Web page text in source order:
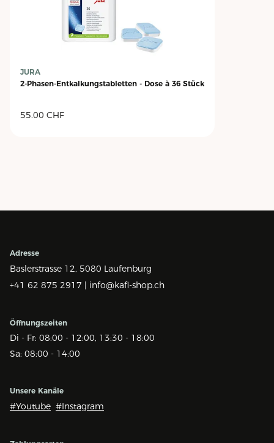
JURA
2-Phasen-Entkalkungstabletten - Dose à 36 Stück
55.00 CHF
Adresse
Baslerstrasse 12, 5080 Laufenburg
+41 62 875 2917 | info@kafi-shop.ch
Öffnungszeiten
Di - Fr: 08:00 - 12:00, 13:30 - 18:00
Sa: 08:00 - 14:00
Unsere Kanäle
#Youtube #Instagram